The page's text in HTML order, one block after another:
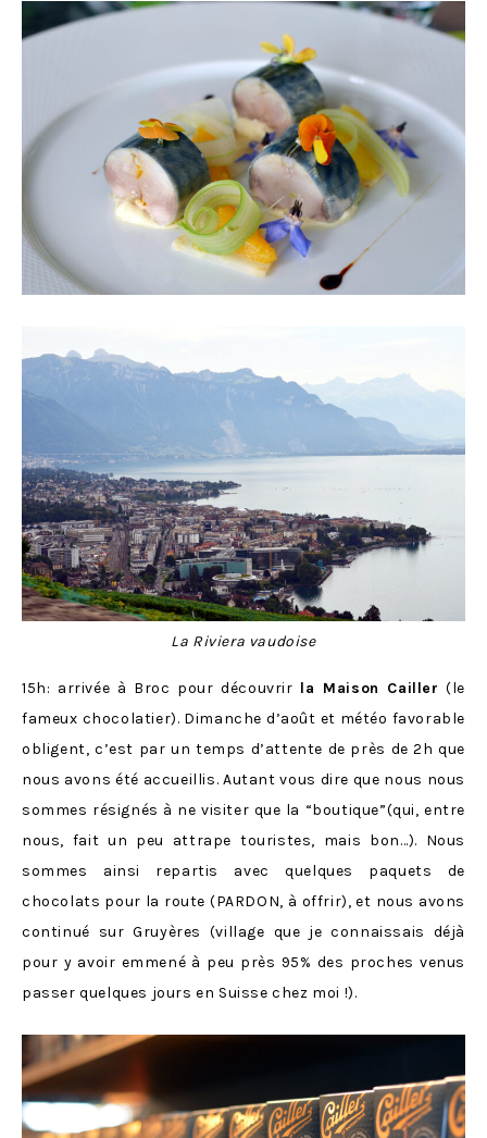
La Riviera vaudoise
15h: arrivée à Broc pour découvrir la Maison Cailler (le
fameux chocolatier). Dimanche d’août et météo favorable
obligent, c’est par un temps d’attente de près de 2h que
nous avons été accueillis. Autant vous dire que nous nous
sommes résignés à ne visiter que la “boutique”(qui, entre
nous, fait un peu attrape touristes, mais bon…). Nous
sommes ainsi repartis avec quelques paquets de
chocolats pour la route (PARDON, à offrir), et nous avons
continué sur Gruyères (village que je connaissais déjà
pour y avoir emmené à peu près 95% des proches venus
passer quelques jours en Suisse chez moi !).